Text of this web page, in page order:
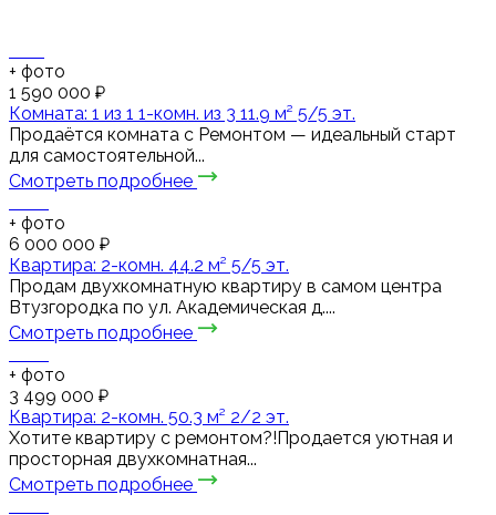
+ фото
1 590 000 ₽
Комната: 1 из 1 1-комн. из 3 11.9 м² 5/5 эт.
Продаётся комната с Ремонтом — идеальный старт
для самостоятельной...
Смотреть подробнее
+ фото
6 000 000 ₽
Квартира: 2-комн. 44.2 м² 5/5 эт.
Продам двухкомнатную квартиру в самом центра
Втузгородка по ул. Академическая д....
Смотреть подробнее
+ фото
3 499 000 ₽
Квартира: 2-комн. 50.3 м² 2/2 эт.
Хотите квартиру с ремонтом?!Продается уютная и
просторная двухкомнатная...
Смотреть подробнее